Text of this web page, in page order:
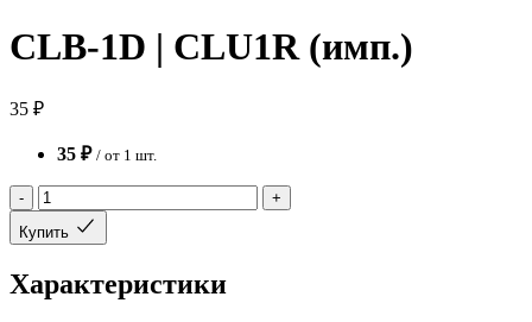
CLB-1D | CLU1R (имп.)
35 ₽
35 ₽ / от 1 шт.
-
+
Купить
Характеристики